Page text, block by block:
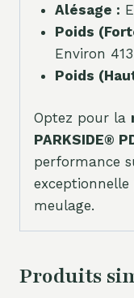
Alésage :
Poids
Environ
Poids
Optez pour la
PARKSIDE®
performance
meulage.
Produits